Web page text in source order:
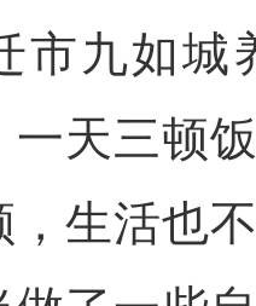
市九如城
天三顿
，生活也